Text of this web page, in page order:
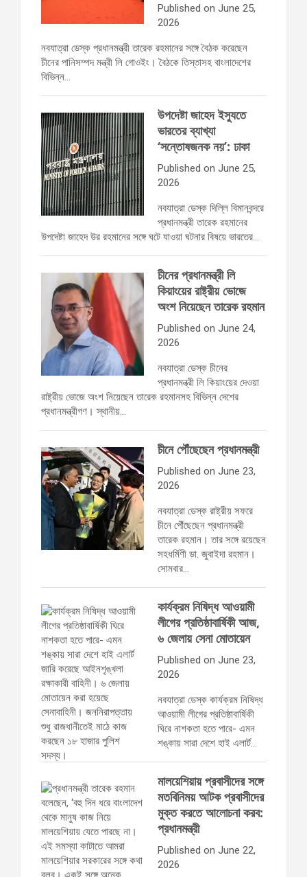
Published on June 25,
2026
নবযাত্রা ডেস্ক প্রধানমন্ত্রী তারেক রহমানের সঙ্গে বৈঠক করেছেন
চীনের পানিসম্পদ মন্ত্রী লি গোওইং। বৈঠকে তিস্তাসহ বাংলাদেশের
বিভিন্ন…
উপদেষ্টা জাহেদ ইস্যুতে
ভারতের ব্যাখ্যা
‘সন্তোষজনক নয়’: ঢাকা
Published on June 25,
2026
নবযাত্রা ডেস্ক দিল্লি বিমানবন্দরে
প্রধানমন্ত্রী তারেক রহমানের
উপদেষ্টা জাহেদ উর রহমানের সঙ্গে ঘটে যাওয়া ঘটনার বিষয়ে ভারতের…
চীনের প্রধানমন্ত্রী লি
কিয়াংয়ের রাষ্ট্রীয় ভোজে
অংশ নিয়েছেন তারেক রহমান
Published on June 24,
2026
নবযাত্রা ডেস্ক চীনের
প্রধানমন্ত্রী লি কিয়াংয়ের দেওয়া
রাষ্ট্রীয় ভোজে অংশ নিয়েছেন তারেক রহমানসহ বিভিন্ন দেশের
প্রধানমন্ত্রীগণ। স্থানীয়…
চীনে পৌঁছেছেন প্রধানমন্ত্রী
Published on June 23,
2026
নবযাত্রা ডেস্ক রাষ্ট্রীয় সফরে
চীনে পৌঁছেছেন প্রধানমন্ত্রী
তারেক রহমান। তার সঙ্গে রয়েছেন
সহধর্মিণী ডা. জুবাইদা রহমান।
সোমবার…
কার্যক্রম নিষিদ্ধ আওয়ামী
লীগের প্রতিষ্ঠাবার্ষিকী আজ,
৬ জেলায় সেনা মোতায়েন
Published on June 23,
2026
নবযাত্রা ডেস্ক কার্যক্রম নিষিদ্ধ
আওয়ামী লীগের প্রতিষ্ঠাবার্ষিকী
ঘিরে নাশকতা হতে পারে- এমন
শঙ্কায় সারা দেশে হাই এলার্ট…
মালয়েশিয়ায় প্রবাসীদের সঙ্গে
মতবিনিময় আটক প্রবাসীদের
মুক্ত করতে আলোচনা করব:
প্রধানমন্ত্রী
Published on June 22,
2026